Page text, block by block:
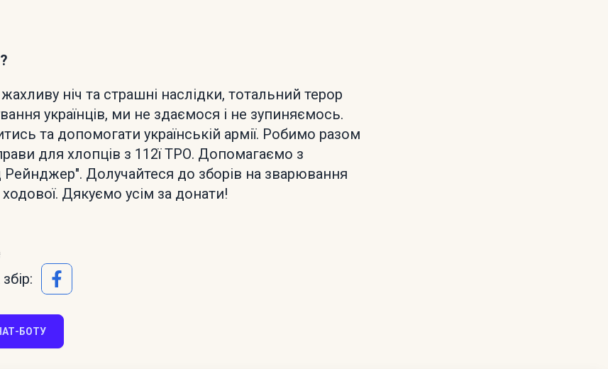
ніч та страшні наслідки, тотальний терор
українців, ми не здаємося і не зупиняємось.
та допомогати українській армії. Робимо разом
для хлопців з 112ї ТРО. Допомагаємо з
Долучайтеся до зборів на зварювання
Дякуємо усім за донати!
БОТУ